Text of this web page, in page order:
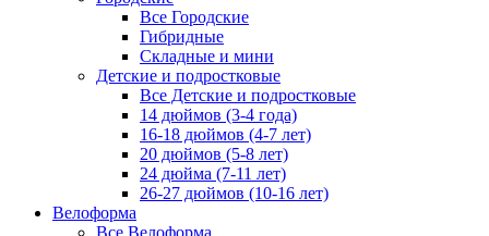
Все Городские
Гибридные
Складные и мини
Детские и подростковые
Все Детские и подростковые
14 дюймов (3-4 года)
16-18 дюймов (4-7 лет)
20 дюймов (5-8 лет)
24 дюйма (7-11 лет)
26-27 дюймов (10-16 лет)
Велоформа
Все Велоформа